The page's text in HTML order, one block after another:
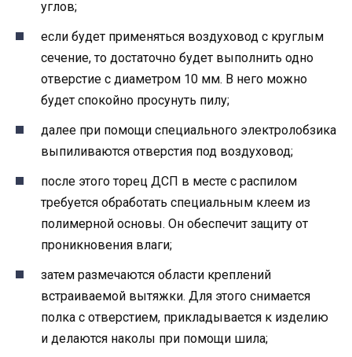
углов;
если будет применяться воздуховод с круглым
сечение, то достаточно будет выполнить одно
отверстие с диаметром 10 мм. В него можно
будет спокойно просунуть пилу;
далее при помощи специального электролобзика
выпиливаются отверстия под воздуховод;
после этого торец ДСП в месте с распилом
требуется обработать специальным клеем из
полимерной основы. Он обеспечит защиту от
проникновения влаги;
затем размечаются области креплений
встраиваемой вытяжки. Для этого снимается
полка с отверстием, прикладывается к изделию
и делаются наколы при помощи шила;